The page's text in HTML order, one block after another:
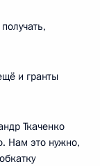
и гранты
Ткаченко
Нам это нужно,